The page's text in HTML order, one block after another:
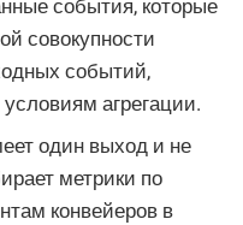
события, которые
совокупности
событий,
агрегации.
один выход и не
метрики по
конвейеров в